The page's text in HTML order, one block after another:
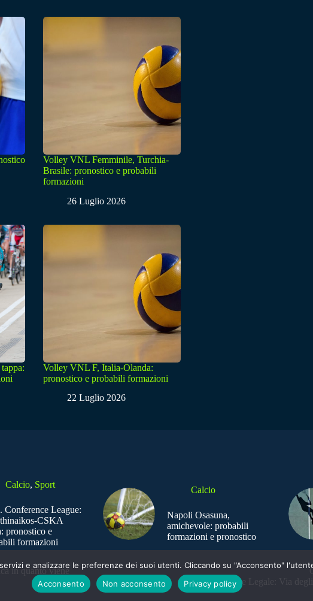
Volley VNL Femminile, Turchia-
Brasile: pronostico e probabili
formazioni
26 Luglio 2026
Volley VNL F, Italia-Olanda:
pronostico e probabili formazioni
22 Luglio 2026
Calcio, Sport
Conference League:
CSKA
pronostico e
formazioni
Calcio
Napoli Osasuna,
amichevole: probabili
formazioni e pronostico
in quanto viene
Sede Legale: Via
e analizzare le preferenze dei suoi utenti. Cliccando su "Acconsento"
Acconsento
Non acconsento Privacy policy